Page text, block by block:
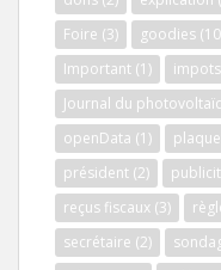
Foire (3) goodies
Important (1) impots
Journal du
openData (1)
président (2)
reçus fiscaux (3)
secrétaire (2)